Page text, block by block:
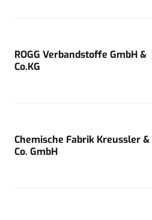
ROGG Verbandstoffe GmbH &
Co.KG
Chemische Fabrik Kreussler &
Co. GmbH